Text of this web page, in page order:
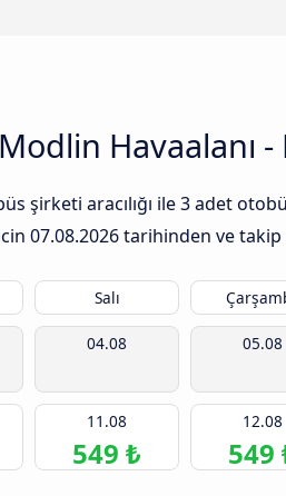
Havaalanı
şirketi aracılığı ile 3 adet
07.08.2026tarihinden ve takip
Salı
04.08 05.08
11.08
549 ₺
12.08
549